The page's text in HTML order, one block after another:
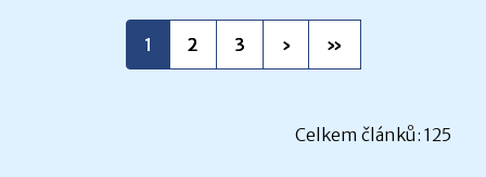
1 2 3 › »
Celkem článků: 125